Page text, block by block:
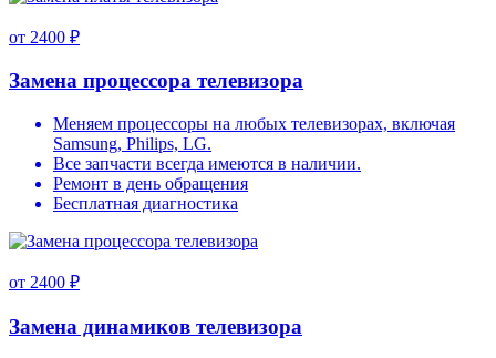
от 2400 ₽
Замена процессора телевизора
Меняем процессоры на любых телевизорах, включая
Samsung, Philips, LG.
Все запчасти всегда имеются в наличии.
Ремонт в день обращения
Бесплатная диагностика
от 2400 ₽
Замена динамиков телевизора